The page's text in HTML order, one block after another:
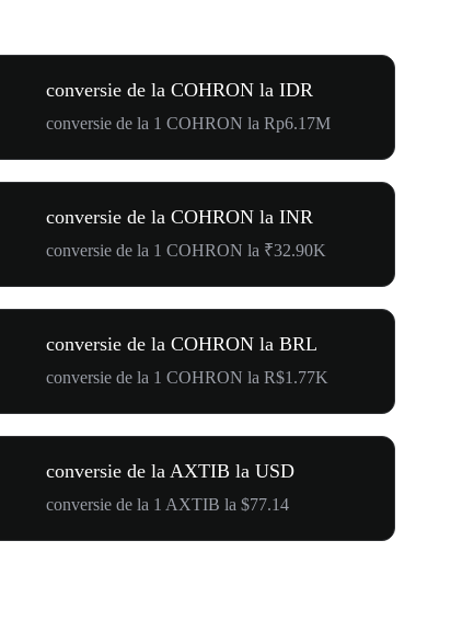
conversie de la COHRON la IDR
conversie de la 1 COHRON la Rp6.17M
conversie de la COHRON la INR
conversie de la 1 COHRON la ₹32.90K
conversie de la COHRON la BRL
conversie de la 1 COHRON la R$1.77K
conversie de la AXTIB la USD
conversie de la 1 AXTIB la $77.14